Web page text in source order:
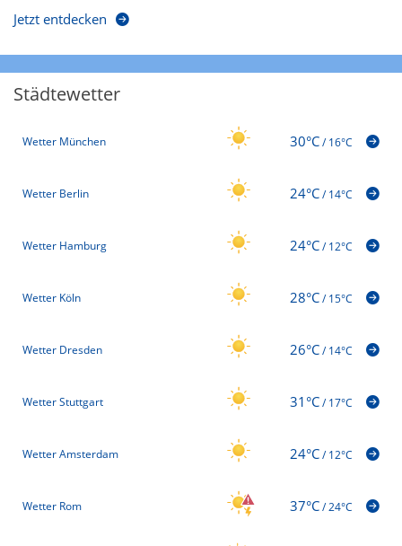
Jetzt entdecken
Städtewetter
Wetter München 30°C/16°C
Wetter Berlin 24°C/14°C
Wetter Hamburg 24°C/12°C
Wetter Köln 28°C/15°C
Wetter Dresden 26°C/14°C
Wetter Stuttgart 31°C/17°C
Wetter Amsterdam 24°C/12°C
Wetter Rom 37°C/24°C